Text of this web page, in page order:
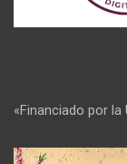
«Financiado por la